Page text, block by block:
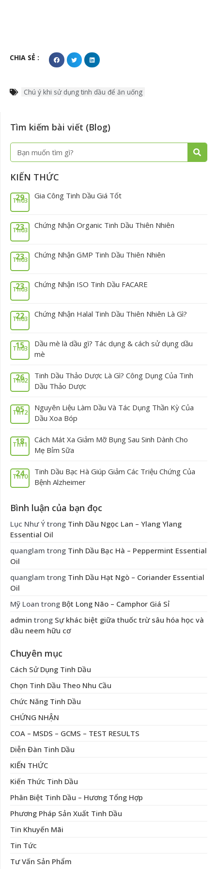
CHIA SẺ :
Chú ý khi sử dụng tinh dầu để ăn uống
Tìm kiếm bài viết (Blog)
Tìm
kiếm
Tìm
kiếm
KIẾN THỨC
29
Th03 Gia Công Tinh Dầu Giá Tốt
23
Th03 Chứng Nhận Organic Tinh Dầu Thiên Nhiên
23
Th03 Chứng Nhận GMP Tinh Dầu Thiên Nhiên
23
Th03 Chứng Nhận ISO Tinh Dầu FACARE
22
Th03 Chứng Nhận Halal Tinh Dầu Thiên Nhiên Là Gì?
15
Th03
Dầu mè là dầu gì? Tác dụng & cách sử dụng dầu
mè
26
Th02
Tinh Dầu Thảo Dược Là Gì? Công Dụng Của Tinh
Dầu Thảo Dược
05
Th12
Nguyên Liệu Làm Dầu Và Tác Dụng Thần Kỳ Của
Dầu Xoa Bóp
18
Th11
Cách Mát Xa Giảm Mỡ Bụng Sau Sinh Dành Cho
Mẹ Bỉm Sữa
24
Th10
Tinh Dầu Bạc Hà Giúp Giảm Các Triệu Chứng Của
Bệnh Alzheimer
Bình luận của bạn đọc
Lục Như Ý trong Tinh Dầu Ngọc Lan – Ylang Ylang
Essential Oil
quanglam trong Tinh Dầu Bạc Hà – Peppermint Essential
Oil
quanglam trong Tinh Dầu Hạt Ngò – Coriander Essential
Oil
Mỹ Loan trong Bột Long Não – Camphor Giá Sỉ
admin trong Sự khác biệt giữa thuốc trừ sâu hóa học và
dầu neem hữu cơ
Chuyên mục
Cách Sử Dụng Tinh Dầu
Chọn Tinh Dầu Theo Nhu Cầu
Chức Năng Tinh Dầu
CHỨNG NHẬN
COA – MSDS – GCMS – TEST RESULTS
Diễn Đàn Tinh Dầu
KIẾN THỨC
Kiến Thức Tinh Dầu
Phân Biệt Tinh Dầu – Hương Tổng Hợp
Phương Pháp Sản Xuất Tinh Dầu
Tin Khuyến Mãi
Tin Tức
Tư Vấn Sản Phẩm